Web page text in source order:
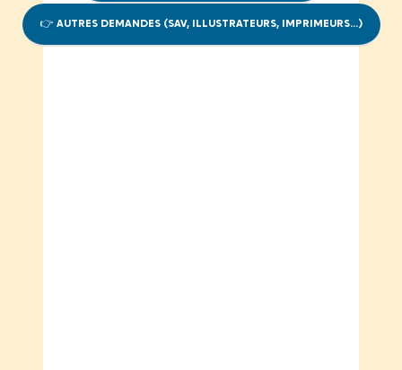
👉 AUTRES DEMANDES (SAV, ILLUSTRATEURS, IMPRIMEURS...)